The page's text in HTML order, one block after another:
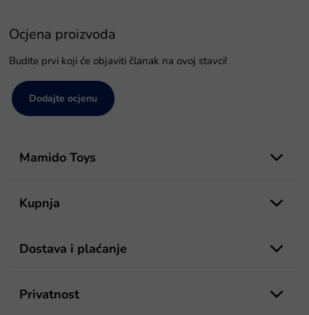
Ocjena proizvoda
Budite prvi koji će objaviti članak na ovoj stavci!
Dodajte ocjenu
Mamido Toys
Kupnja
Dostava i plaćanje
Privatnost